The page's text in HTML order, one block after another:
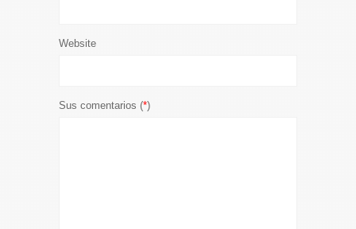
Website
Sus comentarios (*)